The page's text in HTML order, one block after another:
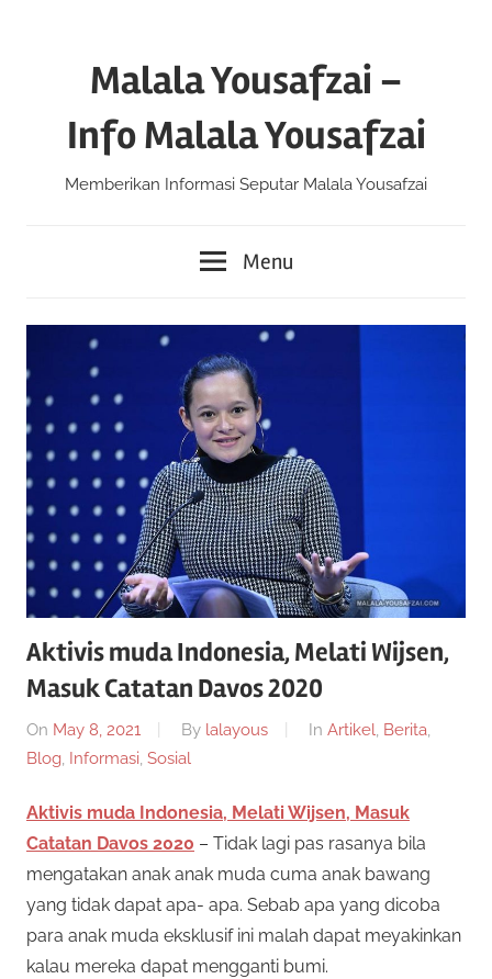
Malala Yousafzai –
Info Malala Yousafzai
Memberikan Informasi Seputar Malala Yousafzai
Menu
Aktivis muda Indonesia, Melati Wijsen,
Masuk Catatan Davos 2020
On May 8, 2021 By lalayous In Artikel, Berita,
Blog, Informasi, Sosial
Aktivis muda Indonesia, Melati Wijsen, Masuk
Catatan Davos 2020 – Tidak lagi pas rasanya bila
mengatakan anak anak muda cuma anak bawang
yang tidak dapat apa- apa. Sebab apa yang dicoba
para anak muda eksklusif ini malah dapat meyakinkan
kalau mereka dapat mengganti bumi.